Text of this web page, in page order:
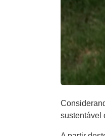
sustentável